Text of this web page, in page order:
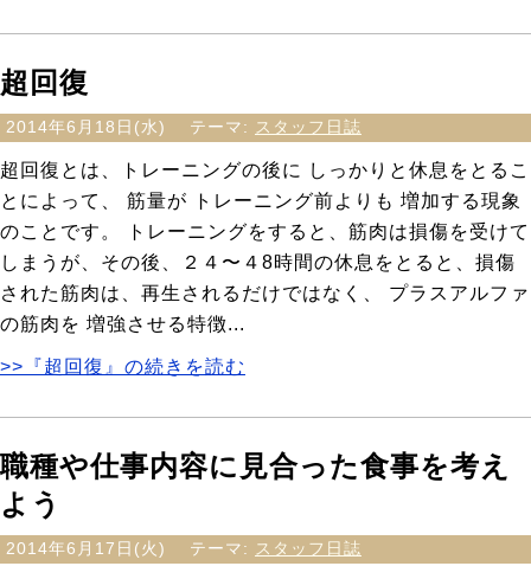
超回復
2014年6月18日(水) テーマ: スタッフ日誌
超回復とは、トレーニングの後に しっかりと休息をとるこ
とによって、 筋量が トレーニング前よりも 増加する現象
のことです。 トレーニングをすると、筋肉は損傷を受けて
しまうが、その後、２４〜４8時間の休息をとると、損傷
された筋肉は、再生されるだけではなく、 プラスアルファ
の筋肉を 増強させる特徴...
>>『超回復』の続きを読む
職種や仕事内容に見合った食事を考え
よう
2014年6月17日(火) テーマ: スタッフ日誌